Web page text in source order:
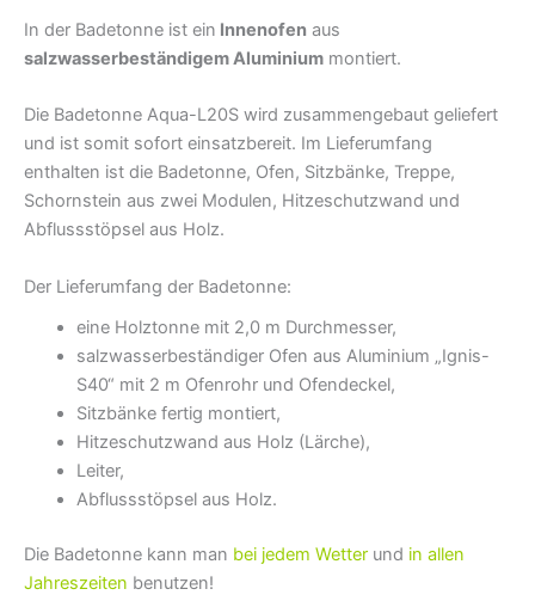
In der Badetonne ist ein Innenofen aus
salzwasserbeständigem Aluminium montiert.
Die Badetonne Aqua-L20S wird zusammengebaut geliefert
und ist somit sofort einsatzbereit. Im Lieferumfang
enthalten ist die Badetonne, Ofen, Sitzbänke, Treppe,
Schornstein aus zwei Modulen, Hitzeschutzwand und
Abflussstöpsel aus Holz.
Der Lieferumfang der Badetonne:
eine Holztonne mit 2,0 m Durchmesser,
salzwasserbeständiger Ofen aus Aluminium „Ignis-
S40“ mit 2 m Ofenrohr und Ofendeckel,
Sitzbänke fertig montiert,
Hitzeschutzwand aus Holz (Lärche),
Leiter,
Abflussstöpsel aus Holz.
Die Badetonne kann man bei jedem Wetter und in allen
Jahreszeiten benutzen!